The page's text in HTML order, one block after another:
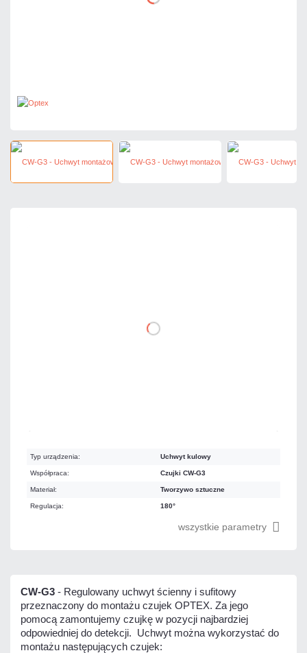
Typ urządzenia: Uchwyt kulowy
Współpraca: Czujki CW-G3
Materiał: Tworzywo sztuczne
Regulacja: 180°
wszystkie parametry
CW-G3 - Regulowany uchwyt ścienny i sufitowy
przeznaczony do montażu czujek OPTEX. Za jego
pomocą zamontujemy czujkę w pozycji najbardziej
odpowiedniej do detekcji. Uchwyt można wykorzystać do
montażu następujących czujek: